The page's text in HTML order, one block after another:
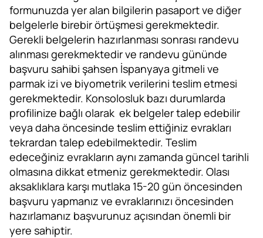
formunuzda yer alan bilgilerin pasaport ve diğer
belgelerle birebir örtüşmesi gerekmektedir.
Gerekli belgelerin hazırlanması sonrası randevu
alınması gerekmektedir ve randevu gününde
başvuru sahibi şahsen İspanyaya gitmeli ve
parmak izi ve biyometrik verilerini teslim etmesi
gerekmektedir. Konsolosluk bazı durumlarda
profilinize bağlı olarak ek belgeler talep edebilir
veya daha öncesinde teslim ettiğiniz evrakları
tekrardan talep edebilmektedir. Teslim
edeceğiniz evrakların aynı zamanda güncel tarihli
olmasına dikkat etmeniz gerekmektedir. Olası
aksaklıklara karşı mutlaka 15-20 gün öncesinden
başvuru yapmanız ve evraklarınızı öncesinden
hazırlamanız başvurunuz açısından önemli bir
yere sahiptir.